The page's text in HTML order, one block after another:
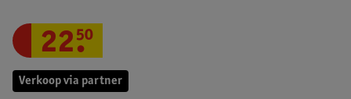
Verkoop via partner
22.
50